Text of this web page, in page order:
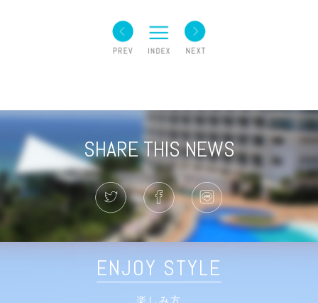
SHARE THIS NEWS
ENJOY STYLE
楽しみ方